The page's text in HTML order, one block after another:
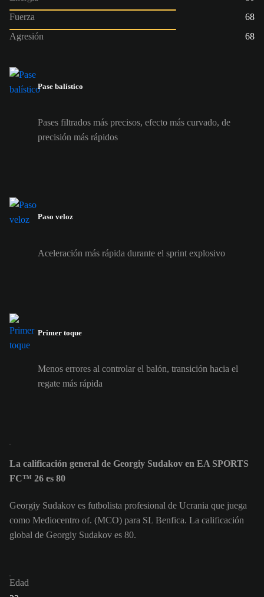
Fuerza
68
Agresión
68
Pase balístico
Pases filtrados más precisos, efecto más curvado, de
precisión más rápidos
Paso veloz
Aceleración más rápida durante el sprint explosivo
Primer toque
Menos errores al controlar el balón, transición hacia el
regate más rápida
La calificación general de Georgiy Sudakov en EA SPORTS
FC™ 26 es 80
Georgiy Sudakov es futbolista profesional de Ucrania que juega
como Mediocentro of. (MCO) para SL Benfica. La calificación
global de Georgiy Sudakov es 80.
Edad